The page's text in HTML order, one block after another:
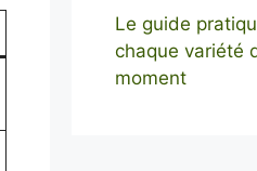
Le guide
chaque variété
moment